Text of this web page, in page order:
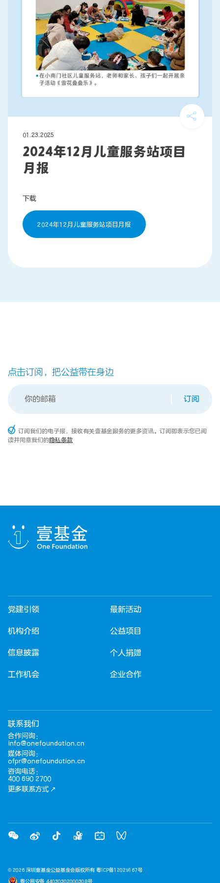
01.23.2025
2024年12月儿童服务站项目
月报
下载
2024年12月儿童服务站项目月报
点击订阅，把公益带在身边
订阅
订阅我们的电子报，接收有关壹基金服务的更多资讯。订阅即表示您已阅
读并同意我们的隐私条款
党建引领
机构介绍
信息披露
工作机会
最新活动
公益项目
个人捐赠
企业合作
联系我们
合作问询：
info@onefoundation.cn
媒体问询：
ofpr@onefoundation.cn
咨询电话：
400 690 2700
更多联系方式
© 2026 深圳壹基金公益基金会版权所有 粤ICP备12029167号
粤公网安备 44030302000308号